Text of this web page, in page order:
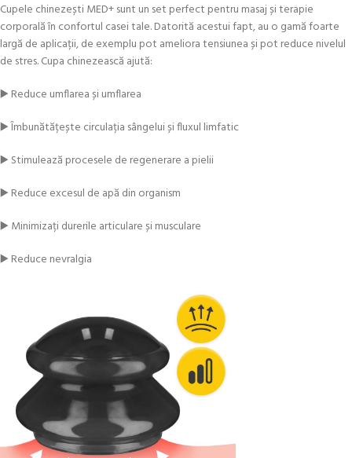
Cupele chinezești MED+ sunt un set perfect pentru masaj și terapie
corporală în confortul casei tale. Datorită acestui fapt, au o gamă foarte
largă de aplicații, de exemplu pot ameliora tensiunea și pot reduce nivelul
de stres. Cupa chinezească ajută:
▶️ Reduce umflarea și umflarea
▶️ Îmbunătățește circulația sângelui și fluxul limfatic
▶️ Stimulează procesele de regenerare a pielii
▶️ Reduce excesul de apă din organism
▶️ Minimizați durerile articulare și musculare
▶️ Reduce nevralgia